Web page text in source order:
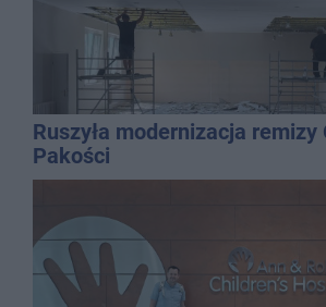
Ruszyła modernizacja remizy
Pakości